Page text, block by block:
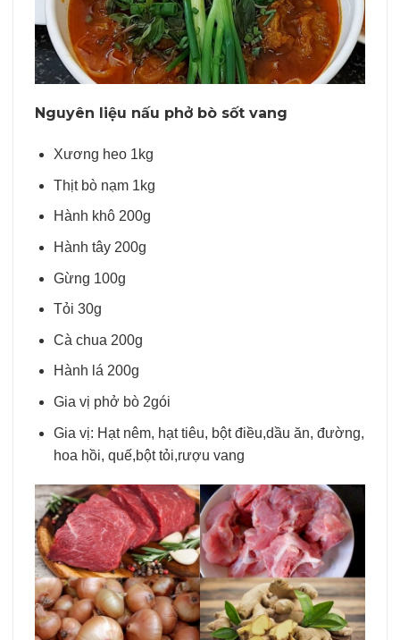
Nguyên liệu nấu phở bò sốt vang
Xương heo 1kg
Thịt bò nạm 1kg
Hành khô 200g
Hành tây 200g
Gừng 100g
Tỏi 30g
Cà chua 200g
Hành lá 200g
Gia vị phở bò 2gói
Gia vị: Hạt nêm, hạt tiêu, bột điều,dầu ăn, đường,
hoa hồi, quế,bột tỏi,rượu vang